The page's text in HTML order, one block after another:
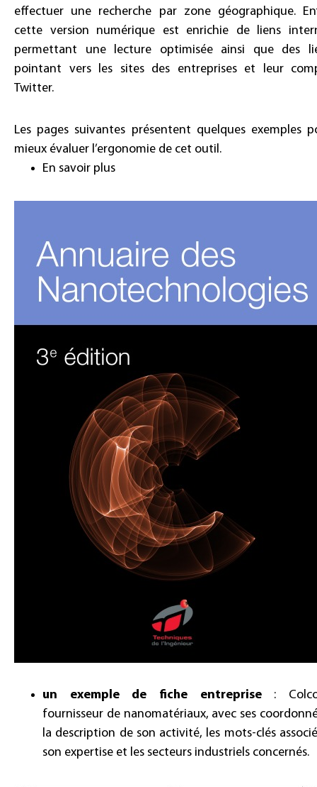
effectuer une recherche par zone géographique.
cette version numérique est enrichie de liens
permettant une lecture optimisée ainsi que des
pointant vers les sites des entreprises et leur
Twitter.
Les pages suivantes présentent quelques exemples
mieux évaluer l’ergonomie de cet outil.
En savoir plus
un exemple de fiche entreprise:
fournisseur de nanomatériaux, avec ses
la description de son activité, les mots-clés
son expertise et les secteurs industriels concernés.